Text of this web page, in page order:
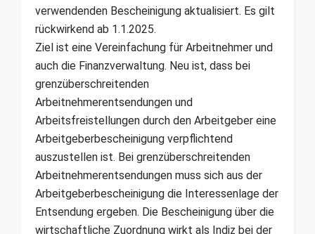
verwendenden Bescheinigung aktualisiert. Es gilt
rückwirkend ab 1.1.2025.
Ziel ist eine Vereinfachung für Arbeitnehmer und
auch die Finanzverwaltung. Neu ist, dass bei
grenzüberschreitenden
Arbeitnehmerentsendungen und
Arbeitsfreistellungen durch den Arbeitgeber eine
Arbeitgeberbescheinigung verpflichtend
auszustellen ist. Bei grenzüberschreitenden
Arbeitnehmerentsendungen muss sich aus der
Arbeitgeberbescheinigung die Interessenlage der
Entsendung ergeben. Die Bescheinigung über die
wirtschaftliche Zuordnung wirkt als Indiz bei der